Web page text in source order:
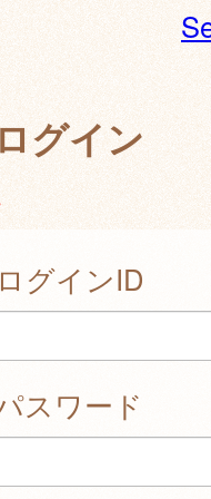
グイン
ログインID
スワード